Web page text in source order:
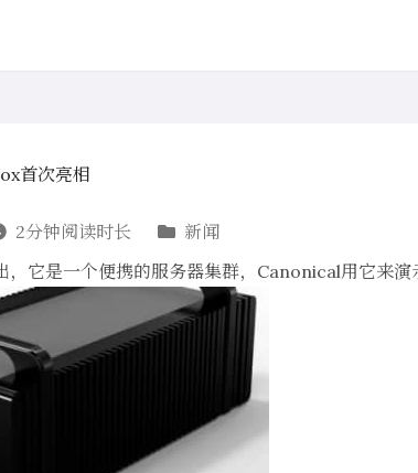
首次亮相
2分钟阅读时长
新闻
它是一个便携的服务器集群，Canonical用它来